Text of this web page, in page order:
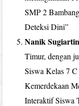
SMP 2
Deteksi Dini”
Nanik
Timur, dengan
Siswa Kelas 7
Kemerdekaan
Interaktif Siswa